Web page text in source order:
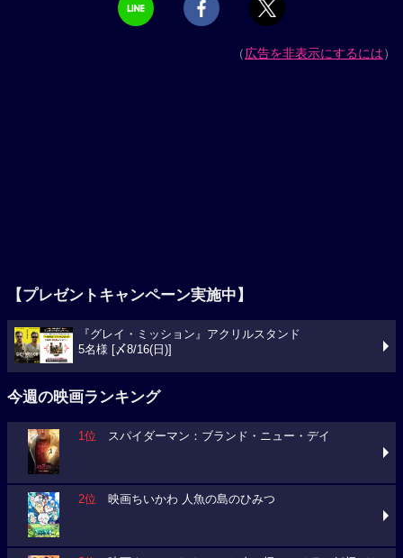
（広告を非表示にするには）
【プレゼントキャンペーン実施中】
『グレイ・ミッション』アクリルスタンド
5名様 [〆8/16(日)]
今週の映画ランキング
1位 スパイダーマン：ブランド・ニュー・デイ
2位 映画ちいかわ 人魚の島のひみつ